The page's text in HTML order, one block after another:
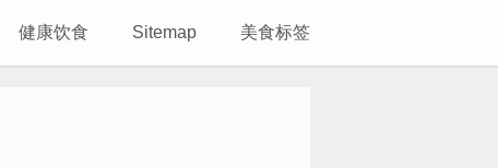
健康饮食 Sitemap 美食标签